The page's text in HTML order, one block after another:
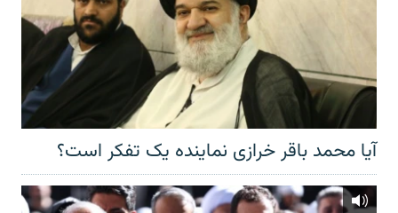
آیا محمد باقر خرازی نماینده یک تفکر است؟